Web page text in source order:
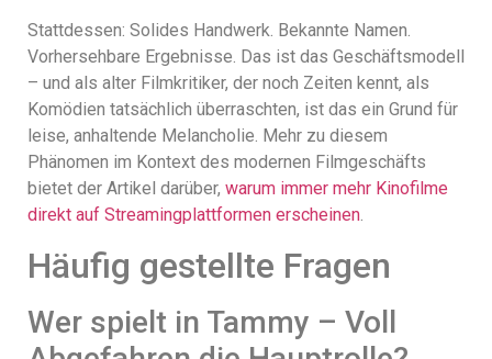
Stattdessen: Solides Handwerk. Bekannte Namen.
Vorhersehbare Ergebnisse. Das ist das Geschäftsmodell
– und als alter Filmkritiker, der noch Zeiten kennt, als
Komödien tatsächlich überraschten, ist das ein Grund für
leise, anhaltende Melancholie. Mehr zu diesem
Phänomen im Kontext des modernen Filmgeschäfts
bietet der Artikel darüber, warum immer mehr Kinofilme
direkt auf Streamingplattformen erscheinen.
Häufig gestellte Fragen
Wer spielt in Tammy – Voll